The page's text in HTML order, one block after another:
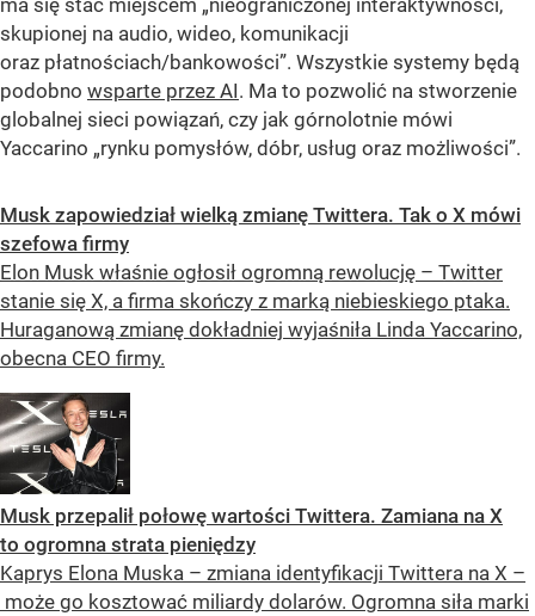
skupionej na audio, wideo, komunikacji
oraz płatnościach/bankowości”. Wszystkie systemy będą
podobno wsparte przez AI. Ma to pozwolić na stworzenie
globalnej sieci powiązań, czy jak górnolotnie mówi
Yaccarino „rynku pomysłów, dóbr, usług oraz możliwości”.
Musk zapowiedział wielką zmianę Twittera. Tak o X mówi
szefowa firmy
Elon Musk właśnie ogłosił ogromną rewolucję – Twitter
stanie się X, a firma skończy z marką niebieskiego ptaka.
Huraganową zmianę dokładniej wyjaśniła Linda Yaccarino,
obecna CEO firmy.
Musk przepalił połowę wartości Twittera. Zamiana na X
to ogromna strata pieniędzy
Kaprys Elona Muska – zmiana identyfikacji Twittera na X –
może go kosztować miliardy dolarów. Ogromna siła marki